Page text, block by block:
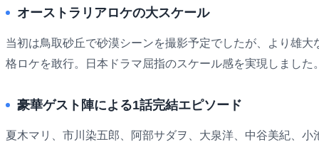
オーストラリアロケの大スケール
当初は鳥取砂丘で砂漠シーンを撮影予定でしたが、より雄
格ロケを敢行。日本ドラマ屈指のスケール感を実現しました
豪華ゲスト陣による1話完結エピソード
夏木マリ、市川染五郎、阿部サダヲ、大泉洋、中谷美紀、